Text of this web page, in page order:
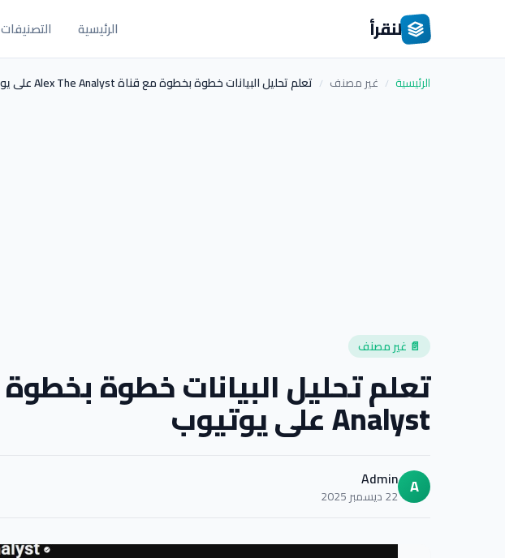
لنقرأ الرئيسية التصنيفات
الرئيسية / غير مصنف / تعلم تحليل البيانات خطوة بخطوة مع قناة Alex The Analyst على يوتيوب
📄 غير مصنف
Analyst على يوتيوب
A
Admin
22 ديسمبر 2025